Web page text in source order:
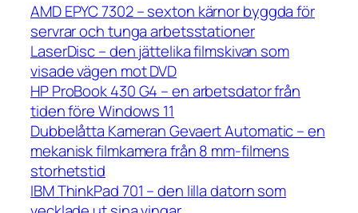
AMD EPYC 7302 – sexton kärnor byggda för
servrar och tunga arbetsstationer
LaserDisc – den jättelika filmskivan som
visade vägen mot DVD
HP ProBook 430 G4 – en arbetsdator från
tiden före Windows 11
Dubbelåtta Kameran Gevaert Automatic – en
mekanisk filmkamera från 8 mm-filmens
storhetstid
IBM ThinkPad 701 – den lilla datorn som